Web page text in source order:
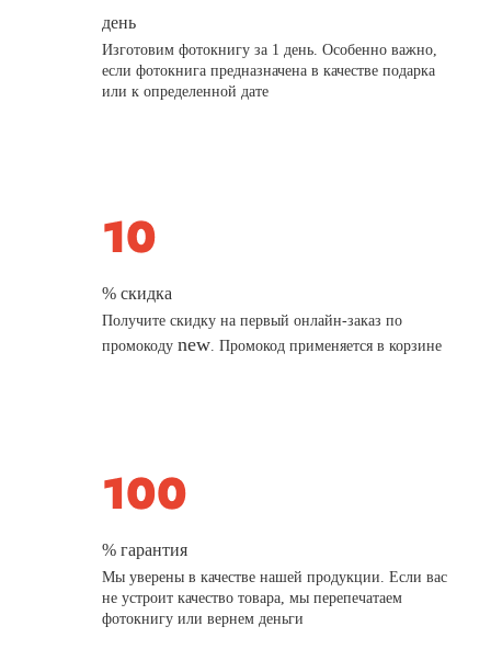
день
Изготовим фотокнигу за 1 день. Особенно важно,
если фотокнига предназначена в качестве подарка
или к определенной дате
% скидка
Получите скидку на первый онлайн-заказ по
промокодуnew. Промокод применяется в корзине
% гарантия
Мы уверены в качестве нашей продукции. Если вас
не устроит качество товара, мы перепечатаем
фотокнигу или вернем деньги